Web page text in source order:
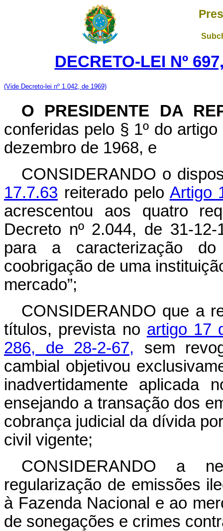
DECRETO-LEI Nº
(Vide Decreto-lei nº 1.042, de 1969)
O PRESIDENTE DA
conferidas pelo § 1º do
dezembro de 1968, e
CONSIDERANDO o
17.7.63 reiterado pelo Artigo
acrescentou aos quatro
Decreto nº 2.044, de 31-
para a caracterização
coobrigação de uma
mercado”;
CONSIDERANDO que a
títulos, prevista no artigo 17
286, de 28-2-67, sem
cambial objetivou
inadvertidamente aplicada
ensejando a transação dos
cobrança judicial da dívida
civil vigente;
CONSIDERANDO a
regularização de emissões
à Fazenda Nacional e ao
de sonegações e crimes